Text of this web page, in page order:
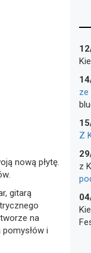
nową płytę.
gitarą
na
i
ze
Z
z